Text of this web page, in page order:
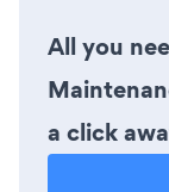
All you
a click